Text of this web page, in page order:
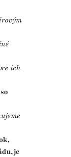
ich
je